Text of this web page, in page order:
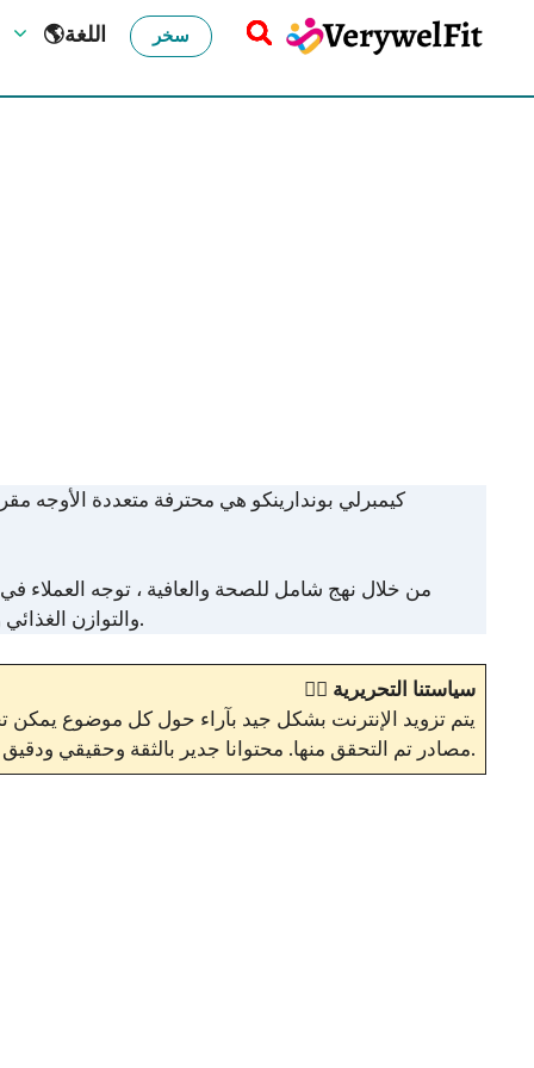
🌎اللغة سخر
كيمبرلي بوندارينكو هي محترفة متعددة الأوجه
والتوازن الغذائي والرفاهية بشكل عام. مجموعة مهارات كيمبرلي المتنوعة تضعها كمورد موثوق به في السعي وراء أسلوب حياة أكثر صحة وتوازنًا.
✍🏼 سياستنا التحريرية
يتم تزويد الإنترنت بشكل جيد بآراء حول كل موضوع يمكن
مصادر تم التحقق منها. محتوانا جدير بالثقة وحقيقي.